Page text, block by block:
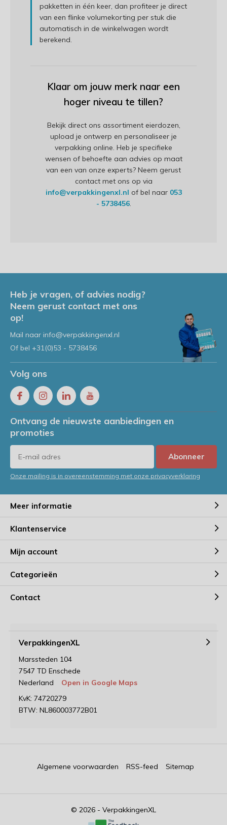
pakketten in één keer, dan profiteer je direct
van een flinke volumekorting per stuk die
automatisch in de winkelwagen wordt
berekend.
Klaar om jouw merk naar een
hoger niveau te tillen?
Bekijk direct ons assortiment eierdozen,
upload je ontwerp en personaliseer je
verpakking online. Heb je specifieke
wensen of behoefte aan advies op maat
van een van onze experts? Neem gerust
contact met ons op via
info@verpakkingenxl.nl of bel naar 053
- 5738456.
Heb je vragen, of advies nodig?
Neem gerust contact met ons
op!
Mail naar info@verpakkingenxl.nl
Of bel +31(0)53 - 5738456
Volg ons
Ontvang de nieuwste aanbiedingen en
promoties
Abonneer
Onze mailing is in overeenstemming met onze privacyverklaring
Meer informatie
Klantenservice
Mijn account
Categorieën
Contact
VerpakkingenXL
Marssteden 104
7547 TD Enschede
Nederland
Open in Google Maps
KvK: 74720279
BTW: NL860003772B01
© 2026 - VerpakkingenXL
Algemene voorwaarden RSS-feed Sitemap